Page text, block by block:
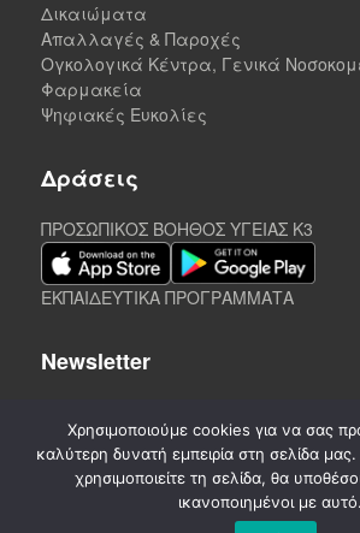
Δικαιώματα
Απαλλαγές & Παροχές
Ογκολογικά Κέντρα, Γενικά
Φαρμακεία
Ψηφιακές Ευκολίες
Δράσεις
ΠΡΟΣΩΠΙΚΟΣ ΒΟΗΘΟΣ ΥΓΕΙΑΣ K3
ΕΚΠΑΙΔΕΥΤΙΚΑ ΠΡΟΓΡΑΜΜΑΤΑ
Newsletter
Χρησιμοποιούμε cookies για να σας
καλύτερη δυνατή εμπειρία στη σελίδα
χρησιμοποιείτε τη σελίδα, θα
ικανοποιημένοι με αυτό.